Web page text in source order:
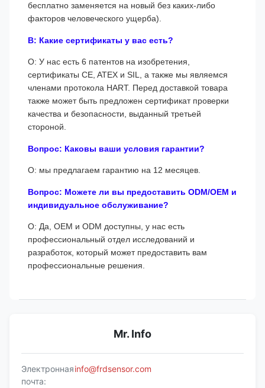
бесплатно заменяется на новый без каких-либо
факторов человеческого ущерба).
В: Какие сертификаты у вас есть?
О: У нас есть 6 патентов на изобретения,
сертификаты CE, ATEX и SIL, а также мы являемся
членами протокола HART. Перед доставкой товара
также может быть предложен сертификат проверки
качества и безопасности, выданный третьей
стороной.
Вопрос: Каковы ваши условия гарантии?
О: мы предлагаем гарантию на 12 месяцев.
Вопрос: Можете ли вы предоставить ODM/OEM и
индивидуальное обслуживание?
О: Да, OEM и ODM доступны, у нас есть
профессиональный отдел исследований и
разработок, который может предоставить вам
профессиональные решения.
Mr. Info
Электронная
почта:
info@frdsensor.com